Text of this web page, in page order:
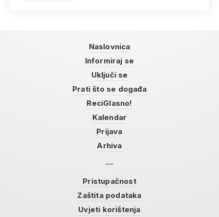
Naslovnica
Informiraj se
Uključi se
Prati što se događa
ReciGlasno!
Kalendar
Prijava
Arhiva
Pristupačnost
Zaštita podataka
Uvjeti korištenja